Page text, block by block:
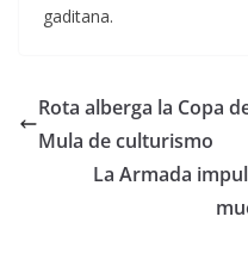
gaditana.
Rota alberga la Copa
Mula de culturismo
La Armada